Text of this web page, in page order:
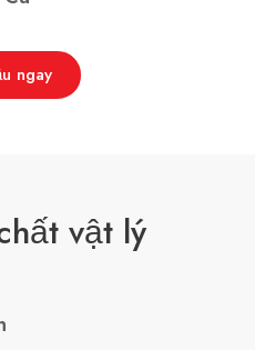
ngay
vật lý